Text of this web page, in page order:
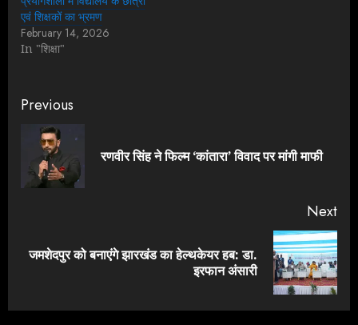
एवं शिक्षकों का भ्रमण
February 14, 2026
In "शिक्षा"
Continue
Reading
Previous
रणवीर सिंह ने फिल्म ‘कांतारा’ विवाद पर मांगी माफी
Next
Next
जमशेदपुर को बनाएंगे झारखंड का हेल्थकेयर हब: डा.
इरफान अंसारी